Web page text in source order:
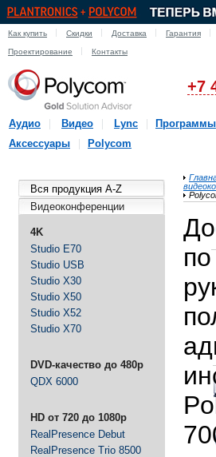
Как купить Скидки Доставка Гарантия
Проектирование Контакты
+7
Аудио
Видео Lync Программы
Аксессуары
Polycom
Вся продукция A-Z
Видеоконференции
4K
Studio E70
Studio USB
Studio X30
Studio X50
Studio X52
Studio X70
DVD-качество до 480p
QDX 6000
HD от 720 до 1080p
RealPresence Debut
RealPresence Trio 8500